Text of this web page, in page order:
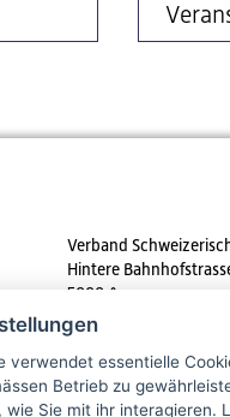
Verband
Hintere
5000 Aarau
Tel. +41 62 825 25 25
E-mail:info@strom.ch
verwendet essentielle
Betrieb zu
wie Sie mit ihr interagieren.